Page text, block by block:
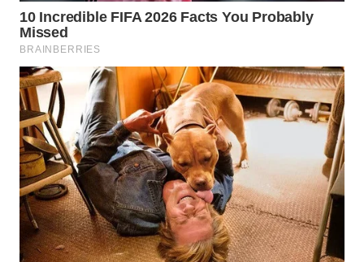
WAHANA
LISTRIK
WAHANA
TRAVEL
WAHANA
TV
WAHANANEWS
ID